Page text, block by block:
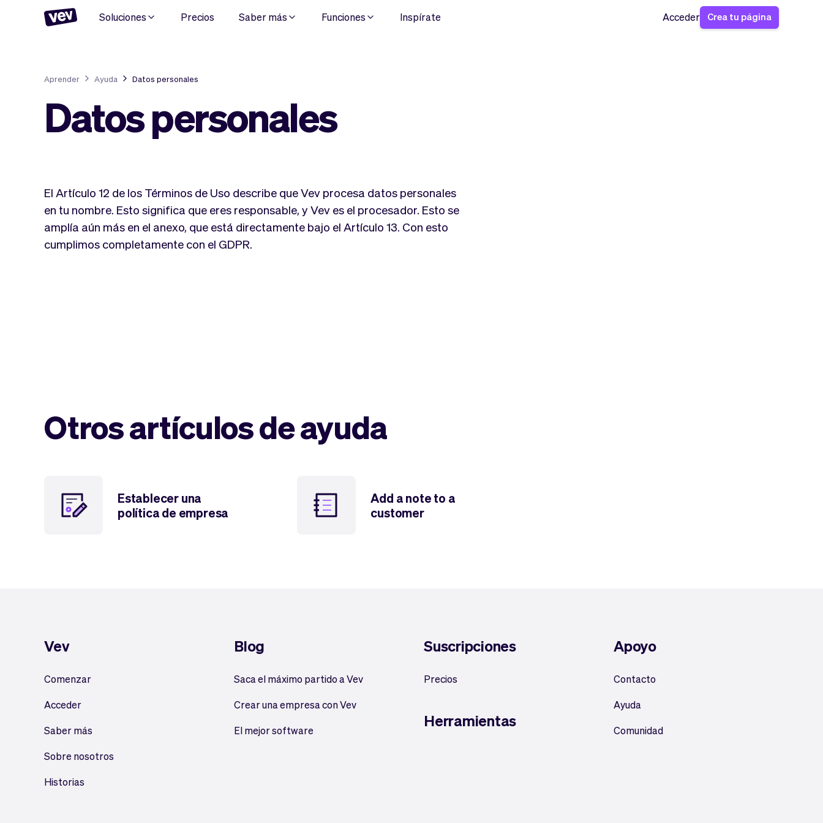
Soluciones Precios Saber más Funciones Inspírate Acceder Crea tu página
Aprender Ayuda Datos personales
Datos personales
El Artículo 12 de los Términos de Uso describe que Vev procesa datos personales
en tu nombre. Esto significa que eres responsable, y Vev es el procesador. Esto se
amplía aún más en el anexo, que está directamente bajo el Artículo 13. Con esto
cumplimos completamente con el GDPR.
Otros artículos de ayuda
Establecer una
política de empresa
Add a note to a
customer
Vev
Comenzar
Acceder
Saber más
Sobre nosotros
Historias
Blog
Saca el máximo partido a Vev
Crear una empresa con Vev
El mejor software
Suscripciones
Precios
Herramientas
Apoyo
Contacto
Ayuda
Comunidad